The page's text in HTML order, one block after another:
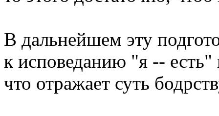
В дальнейшем эту
к исповеданию "я -- есть"
что отражает суть